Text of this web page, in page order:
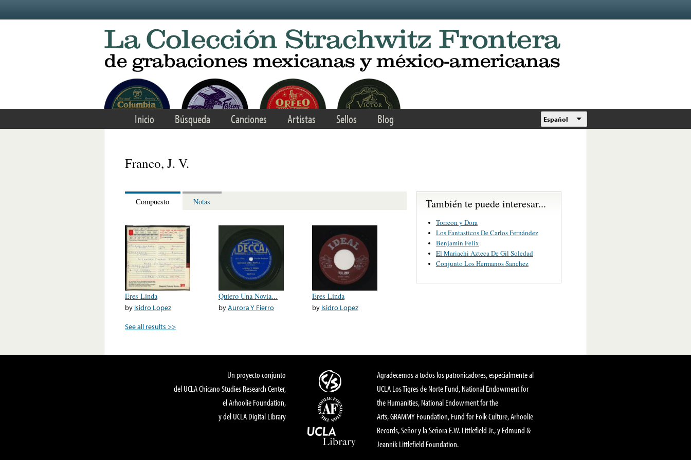
Inicio Búsqueda Canciones Artistas Sellos Blog Español
Franco, J. V.
Compuesto Notas
Eres Linda
by Isidro Lopez
Quiero Una Novia...
byAurora Y Fierro
Eres Linda
by Isidro Lopez
See all results >>
También te puede interesar...
Torreon y Dora
Los Fantasticos De Carlos Fernández
Benjamin Felix
El Mariachi Azteca De Gil Soledad
Conjunto Los Hermanos Sanchez
Un proyecto conjunto
del UCLA Chicano Studies Research Center,
el Arhoolie Foundation,
y del UCLA Digital Library
Agradecemos a todos los patronicadores, especialmente al
UCLA Los Tigres de Norte Fund, National Endowment for
the Humanities, National Endowment for the
Arts, GRAMMY Foundation, Fund for Folk Culture, Arhoolie
Records, Señor y la Señora E.W. Littlefield Jr., y Edmund &
Jeannik Littlefield Foundation.